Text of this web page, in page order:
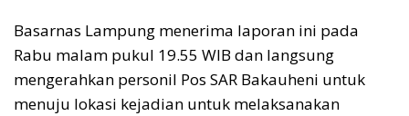
Basarnas Lampung menerima laporan ini pada
Rabu malam pukul 19.55 WIB dan langsung
mengerahkan personil Pos SAR Bakauheni untuk
menuju lokasi kejadian untuk melaksanakan